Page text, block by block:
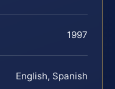
1997
English, Spanish